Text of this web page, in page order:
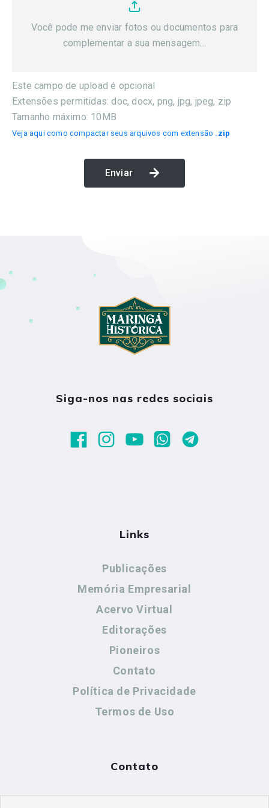
Você pode me enviar fotos ou documentos para
complementar a sua mensagem...
Este campo de upload é opcional
Extensões permitidas: doc, docx, png, jpg, jpeg, zip
Tamanho máximo: 10MB
Veja aqui como compactar seus arquivos com extensão .zip
Enviar
Siga-nos nas redes sociais
Links
Publicações
Memória Empresarial
Acervo Virtual
Editorações
Pioneiros
Contato
Política de Privacidade
Termos de Uso
Contato